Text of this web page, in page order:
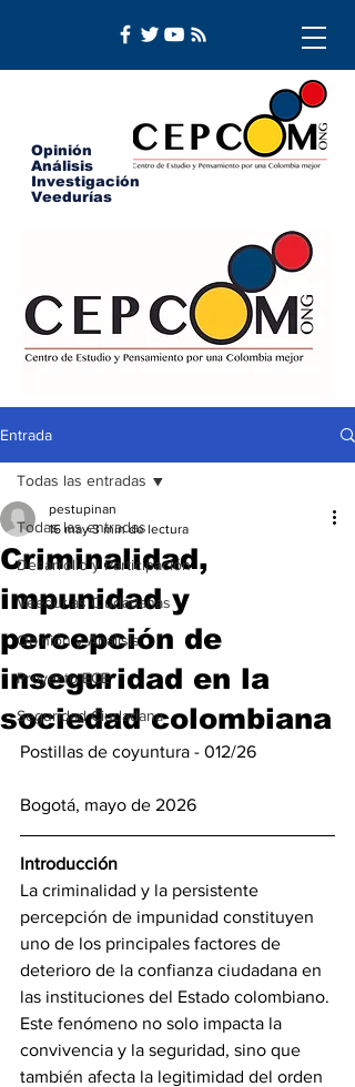
Opinión
Análisis
Investigación
Veedurías
Entrada
Todas las entradas
Desarrollo y Participación
Veedurías Ciudadanas
Opinión y Análisis
Proyecto ECE
Seguridad Ciudadana
Todas las entradas
Criminalidad,
impunidad y
percepción de
inseguridad en la
sociedad colombiana
pestupinan
16 may 3 min de lectura
Postillas de coyuntura - 012/26
Bogotá, mayo de 2026
Introducción
La criminalidad y la persistente
percepción de impunidad constituyen
uno de los principales factores de
deterioro de la confianza ciudadana en
las instituciones del Estado colombiano.
Este fenómeno no solo impacta la
convivencia y la seguridad, sino que
también afecta la legitimidad del orden